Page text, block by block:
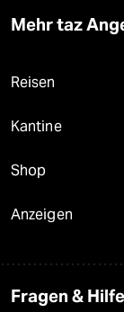
Mehr taz
Reisen
Kantine
Shop
Anzeigen
Fragen & Hilfe